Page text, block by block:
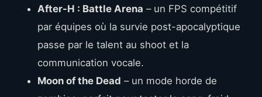
After-H : Battle Arena – un FPS compétitif
par équipes où la survie post-apocalyptique
passe par le talent au shoot et la
communication vocale.
Moon of the Dead – un mode horde de